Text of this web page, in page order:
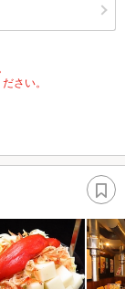
さい。